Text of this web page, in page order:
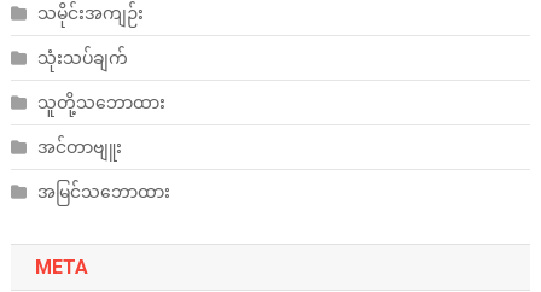
သမိုင်းအကျဉ်း
သုံးသပ်ချက်
သူတို့သဘောထား
အင်တာဗျူး
အမြင်သဘောထား
META